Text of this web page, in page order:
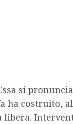
si
ha costruito,
libera.